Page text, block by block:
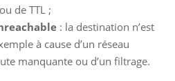
de TTL ;
: la destination n’est
à cause d’un réseau
manquante ou d’un filtrage.